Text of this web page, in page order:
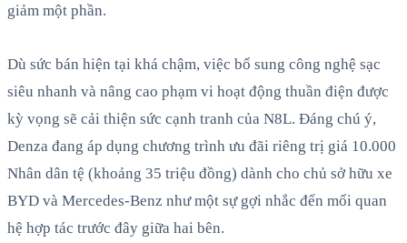
giảm một phần.
Dù sức bán hiện tại khá chậm, việc bổ sung công nghệ sạc
siêu nhanh và nâng cao phạm vi hoạt động thuần điện được
kỳ vọng sẽ cải thiện sức cạnh tranh của N8L. Đáng chú ý,
Denza đang áp dụng chương trình ưu đãi riêng trị giá 10.000
Nhân dân tệ (khoảng 35 triệu đồng) dành cho chủ sở hữu xe
BYD và Mercedes-Benz như một sự gợi nhắc đến mối quan
hệ hợp tác trước đây giữa hai bên.